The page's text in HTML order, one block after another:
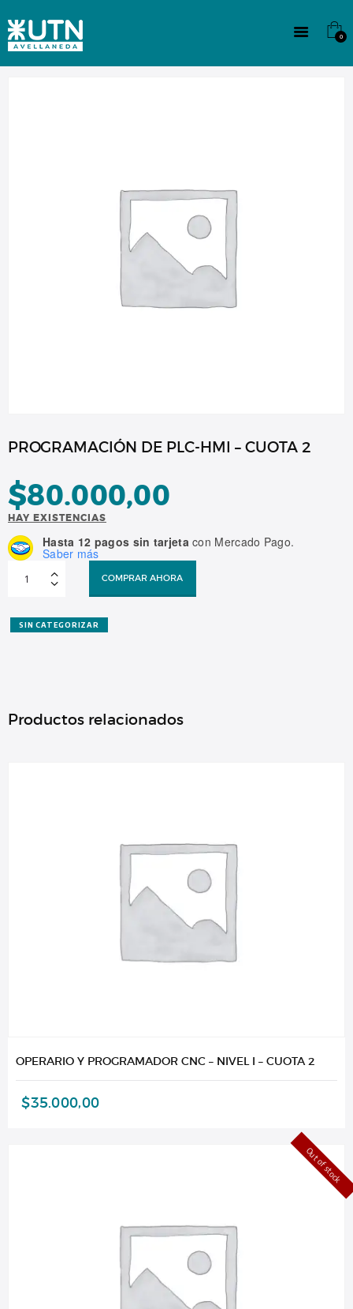
0
CULTURA
PROGRAMACIÓN DE PLC-HMI – CUOTA 2
$80.000,00
HAY EXISTENCIAS
Hasta 12 pagos sin tarjetacon Mercado Pago.
Saber más
PLC-
CUOTA
COMPRAR AHORA
SIN CATEGORIZAR
Productos relacionados
OPERARIO Y PROGRAMADOR CNC – NIVEL I – CUOTA 2
$35.000,00
Out of stock